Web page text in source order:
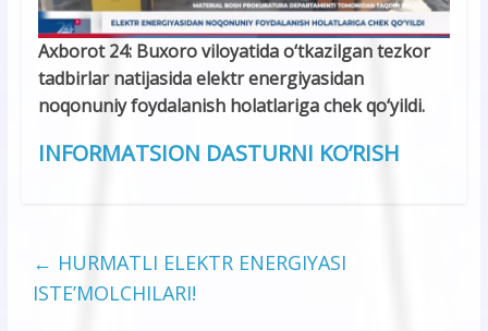
Axborot 24: Buxoro viloyatida o‘tkazilgan tezkor
tadbirlar natijasida elektr energiyasidan
noqonuniy foydalanish holatlariga chek qo‘yildi.
INFORMATSION DASTURNI KO’RISH
← HURMATLI ELEKTR ENERGIYASI
ISTE’MOLCHILARI!